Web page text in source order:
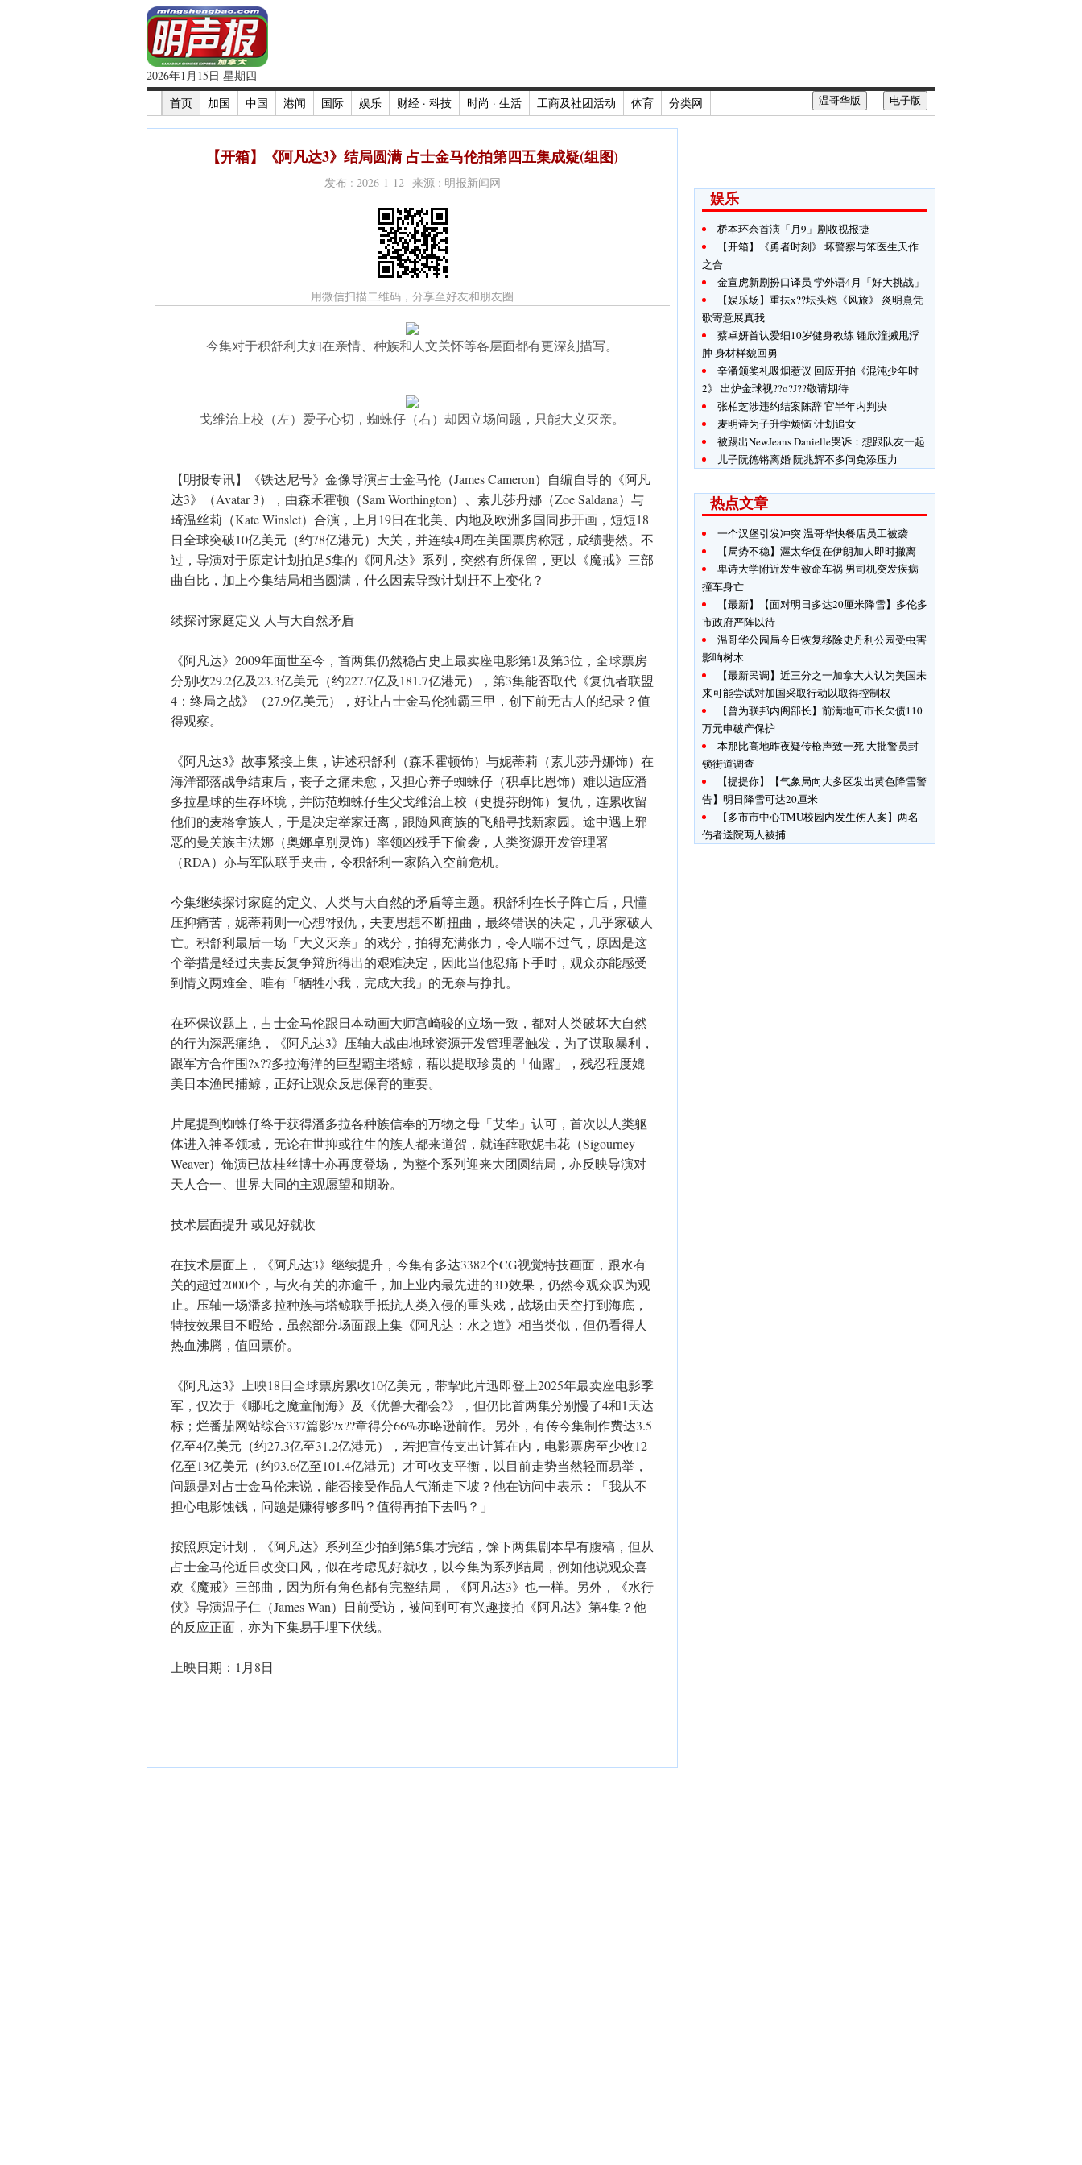
2026年1月15日 星期四
首页
加国 中国 港闻 国际 娱乐 财经 · 科技 时尚 · 生活 工商及社团活动 体育 分类网 电子版
温哥华版
【开箱】《阿凡达3》结局圆满 占士金马伦拍第四五集成疑(组图)
发布 : 2026-1-12 来源 : 明报新闻网
用微信扫描二维码，分享至好友和朋友圈
今集对于积舒利夫妇在亲情、种族和人文关怀等各层面都有更深刻描写。
戈维治上校（左）爱子心切，蜘蛛仔（右）却因立场问题，只能大义灭亲。
【明报专讯】《铁达尼号》金像导演占士金马伦（James Cameron）自编自导的《阿凡
达3》（Avatar 3），由森禾霍顿（Sam Worthington）、素儿莎丹娜（Zoe Saldana）与
琦温丝莉（Kate Winslet）合演，上月19日在北美、内地及欧洲多国同步开画，短短18
日全球突破10亿美元（约78亿港元）大关，并连续4周在美国票房称冠，成绩斐然。不
过，导演对于原定计划拍足5集的《阿凡达》系列，突然有所保留，更以《魔戒》三部
曲自比，加上今集结局相当圆满，什么因素导致计划赶不上变化？
续探讨家庭定义 人与大自然矛盾
《阿凡达》2009年面世至今，首两集仍然稳占史上最卖座电影第1及第3位，全球票房
分别收29.2亿及23.3亿美元（约227.7亿及181.7亿港元），第3集能否取代《复仇者联盟
4：终局之战》（27.9亿美元），好让占士金马伦独霸三甲，创下前无古人的纪录？值
得观察。
《阿凡达3》故事紧接上集，讲述积舒利（森禾霍顿饰）与妮蒂莉（素儿莎丹娜饰）在
海洋部落战争结束后，丧子之痛未愈，又担心养子蜘蛛仔（积卓比恩饰）难以适应潘
多拉星球的生存环境，并防范蜘蛛仔生父戈维治上校（史提芬朗饰）复仇，连累收留
他们的麦格拿族人，于是决定举家迁离，跟随风商族的飞船寻找新家园。途中遇上邪
恶的曼关族主法娜（奥娜卓别灵饰）率领凶残手下偷袭，人类资源开发管理署
（RDA）亦与军队联手夹击，令积舒利一家陷入空前危机。
今集继续探讨家庭的定义、人类与大自然的矛盾等主题。积舒利在长子阵亡后，只懂
压抑痛苦，妮蒂莉则一心想?报仇，夫妻思想不断扭曲，最终错误的决定，几乎家破人
亡。积舒利最后一场「大义灭亲」的戏分，拍得充满张力，令人喘不过气，原因是这
个举措是经过夫妻反复争辩所得出的艰难决定，因此当他忍痛下手时，观众亦能感受
到情义两难全、唯有「牺牲小我，完成大我」的无奈与挣扎。
在环保议题上，占士金马伦跟日本动画大师宫崎骏的立场一致，都对人类破坏大自然
的行为深恶痛绝，《阿凡达3》压轴大战由地球资源开发管理署触发，为了谋取暴利，
跟军方合作围?x??多拉海洋的巨型霸主塔鲸，藉以提取珍贵的「仙露」，残忍程度媲
美日本渔民捕鲸，正好让观众反思保育的重要。
片尾提到蜘蛛仔终于获得潘多拉各种族信奉的万物之母「艾华」认可，首次以人类躯
体进入神圣领域，无论在世抑或往生的族人都来道贺，就连薛歌妮韦花（Sigourney
Weaver）饰演已故桂丝博士亦再度登场，为整个系列迎来大团圆结局，亦反映导演对
天人合一、世界大同的主观愿望和期盼。
技术层面提升 或见好就收
在技术层面上，《阿凡达3》继续提升，今集有多达3382个CG视觉特技画面，跟水有
关的超过2000个，与火有关的亦逾千，加上业内最先进的3D效果，仍然令观众叹为观
止。压轴一场潘多拉种族与塔鲸联手抵抗人类入侵的重头戏，战场由天空打到海底，
特技效果目不暇给，虽然部分场面跟上集《阿凡达：水之道》相当类似，但仍看得人
热血沸腾，值回票价。
《阿凡达3》上映18日全球票房累收10亿美元，带挈此片迅即登上2025年最卖座电影季
军，仅次于《哪吒之魔童闹海》及《优兽大都会2》，但仍比首两集分别慢了4和1天达
标；烂番茄网站综合337篇影?x??章得分66%亦略逊前作。另外，有传今集制作费达3.5
亿至4亿美元（约27.3亿至31.2亿港元），若把宣传支出计算在内，电影票房至少收12
亿至13亿美元（约93.6亿至101.4亿港元）才可收支平衡，以目前走势当然轻而易举，
问题是对占士金马伦来说，能否接受作品人气渐走下坡？他在访问中表示：「我从不
担心电影蚀钱，问题是赚得够多吗？值得再拍下去吗？」
按照原定计划，《阿凡达》系列至少拍到第5集才完结，馀下两集剧本早有腹稿，但从
占士金马伦近日改变口风，似在考虑见好就收，以今集为系列结局，例如他说观众喜
欢《魔戒》三部曲，因为所有角色都有完整结局，《阿凡达3》也一样。另外，《水行
侠》导演温子仁（James Wan）日前受访，被问到可有兴趣接拍《阿凡达》第4集？他
的反应正面，亦为下集易手埋下伏线。
上映日期：1月8日
娱乐
桥本环奈首演「月9」剧收视报捷
【开箱】《勇者时刻》 坏警察与笨医生天作
之合
金宣虎新剧扮口译员 学外语4月「好大挑战」
【娱乐场】重抾x??坛头炮《风旅》 炎明熹凭
歌寄意展真我
蔡卓妍首认爱细10岁健身教练 锺欣潼搣甩浮
肿 身材样貌回勇
辛潘颁奖礼吸烟惹议 回应开拍《混沌少年时
2》 出炉金球视??o?J??敬请期待
张柏芝涉违约结案陈辞 官半年内判决
麦明诗为子升学烦恼 计划追女
被踢出NewJeans Danielle哭诉：想跟队友一起
儿子阮德锵离婚 阮兆辉不多问免添压力
热点文章
一个汉堡引发冲突 温哥华快餐店员工被袭
【局势不稳】渥太华促在伊朗加人即时撤离
卑诗大学附近发生致命车祸 男司机突发疾病
撞车身亡
【最新】【面对明日多达20厘米降雪】多伦多
市政府严阵以待
温哥华公园局今日恢复移除史丹利公园受虫害
影响树木
【最新民调】近三分之一加拿大人认为美国未
来可能尝试对加国采取行动以取得控制权
【曾为联邦内阁部长】前满地可市长欠债110
万元申破产保护
本那比高地昨夜疑传枪声致一死 大批警员封
锁街道调查
【提提你】【气象局向大多区发出黄色降雪警
告】明日降雪可达20厘米
【多市市中心TMU校园内发生伤人案】两名
伤者送院两人被捕